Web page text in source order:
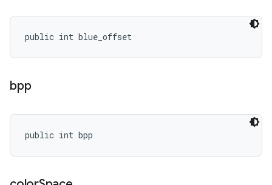
public int blue_offset
bpp
public int bpp